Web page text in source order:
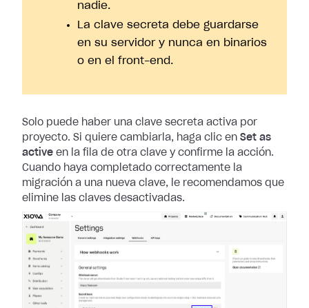
nadie.
La clave secreta debe guardarse
en su servidor y nunca en binarios
o en el front-end.
Solo puede haber una clave secreta activa por
proyecto. Si quiere cambiarla, haga clic en Set as
active en la fila de otra clave y confirme la acción.
Cuando haya completado correctamente la
migración a una nueva clave, le recomendamos que
elimine las claves desactivadas.